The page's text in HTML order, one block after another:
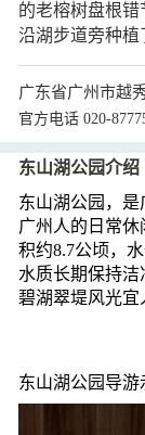
的老榕树盘根错
沿湖步道旁种植
广东省广州市越
官方电话 020-
东山湖公园介绍
东山湖公园，
广州人的日常休
积约8.7公顷，
水质长期保持洁
碧湖翠堤风光宜
东山湖公园导游